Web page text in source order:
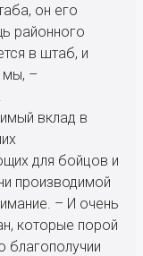
он его
районного
в штаб, и
мы, –
вклад в
для бойцов и
производимой
– И очень
которые порой
благополучии